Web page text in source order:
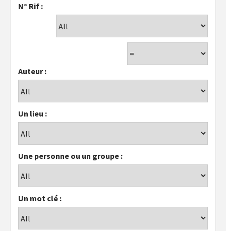
N° Rif :
Auteur :
Un lieu :
Une personne ou un groupe :
Un mot clé :